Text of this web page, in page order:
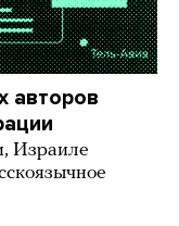
авторов
Израиле